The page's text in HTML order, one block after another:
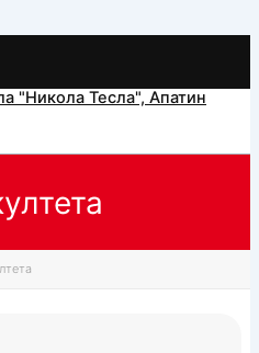
"Никола Тесла", Апатин